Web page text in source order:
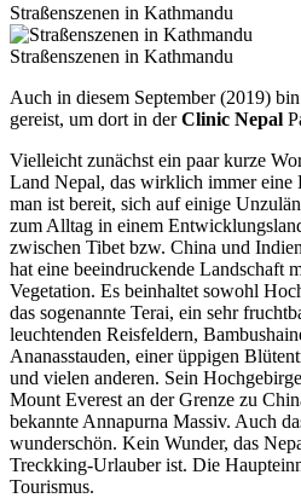
Straßenszenen in Kathmandu
Straßenszenen in Kathmandu
Auch in diesem September (2019)
gereist, um dort in derClinic Nepal
Vielleicht zunächst ein paar kurze
Land Nepal, das wirklich immer eine
man ist bereit, sich auf einige
zum Alltag in einem
zwischen Tibet bzw. China und
hat eine beeindruckende Landschaft
Vegetation. Es beinhaltet sowohl
das sogenannte Terai, ein sehr
leuchtenden Reisfeldern,
Ananasstauden, einer üppigen
und vielen anderen. Sein
Mount Everest an der Grenze zu
bekannte Annapurna Massiv. Auch
wunderschön. Kein Wunder, das
Treckking-Urlauber ist. Die
Tourismus.